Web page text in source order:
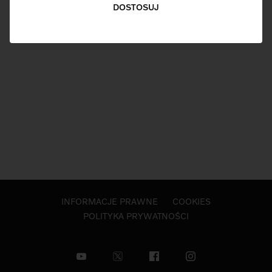
DOSTOSUJ
INFORMACJE PRAWNE
COOKIES
POLITYKA PRYWATNOŚCI